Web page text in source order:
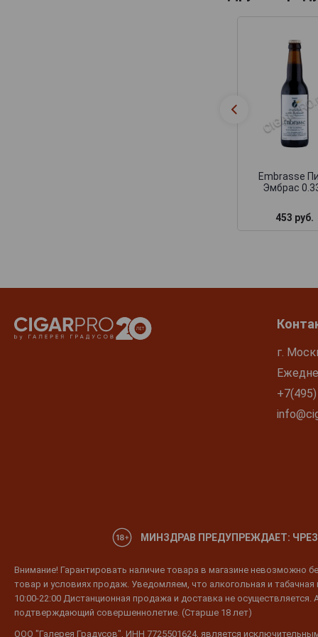
Embrasse
Эмбрас
453 руб.
г.
МИНЗДРАВ ПРЕДУПРЕЖДАЕТ:
Внимание! Гарантировать наличие товара в магазине невозможно
товар и условиях продаж. Уведомляем, что алкогольная и
10:00-22:00 Дистанционная продажа и доставка не
подтверждающий совершеннолетие. (Старше 18 лет)
ООО "Галерея Градусов", ИНН 7725501624, является